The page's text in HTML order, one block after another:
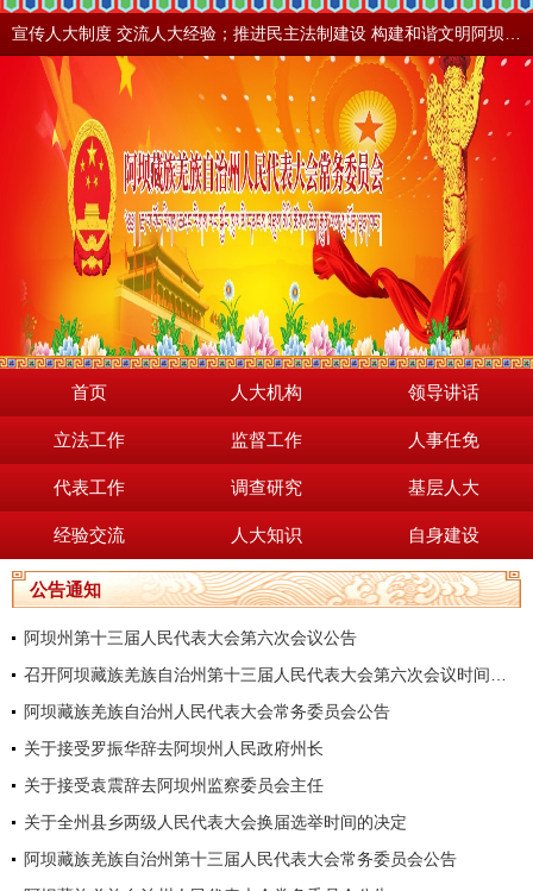
首页 人大机构 领导讲话
立法工作 监督工作 人事任免
代表工作 调查研究 基层人大
经验交流 人大知识 自身建设
公告通知
阿坝州第十三届人民代表大会第六次会议公告
阿坝藏族羌族自治州人民代表大会常务委员会公告
关于接受罗振华辞去阿坝州人民政府州长
关于接受袁震辞去阿坝州监察委员会主任
关于全州县乡两级人民代表大会换届选举时间的决定
阿坝藏族羌族自治州第十三届人民代表大会常务委员会公告